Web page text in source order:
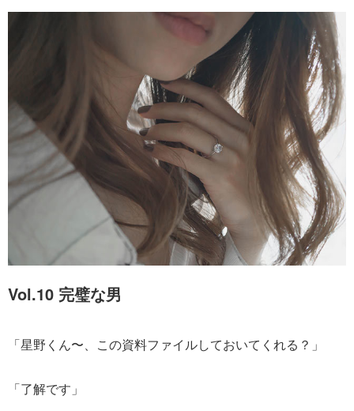
Vol.10 完璧な男
「星野くん〜、この資料ファイルしておいてくれる？」
「了解です」